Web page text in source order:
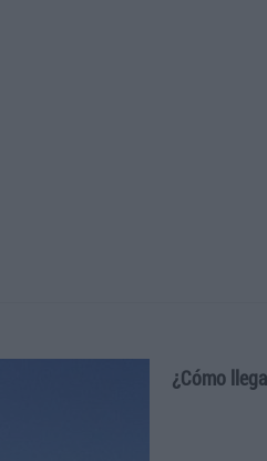
¿Cómo